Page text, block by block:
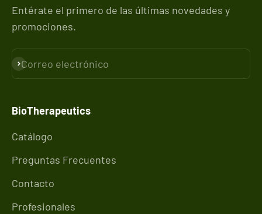
Entérate el primero de las últimas novedades y
promociones.
Correo electrónico
Suscribirse
BioTherapeutics
Catálogo
Preguntas Frecuentes
Contacto
Profesionales